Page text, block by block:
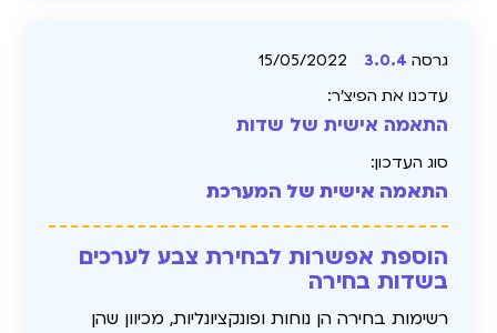
גרסה 3.0.4
15/05/2022
עדכנו את הפיצ׳ר:
התאמה אישית של שדות
סוג העדכון:
התאמה אישית של המערכת
הוספת אפשרות לבחירת צבע לערכים
בשדות בחירה
רשימות בחירה הן נוחות ופונקציונליות, מכיוון שהן